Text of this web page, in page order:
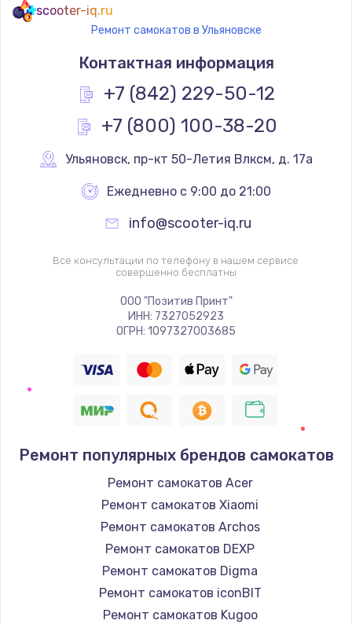
scooter-iq.ru
Ремонт самокатов в Ульяновске
Контактная информация
+7 (842) 229-50-12
+7 (800) 100-38-20
Ульяновск, пр-кт 50-Летия Влксм, д. 17а
Ежедневно с 9:00 до 21:00
info@scooter-iq.ru
Все консультации по телефону в нашем сервисе
совершенно бесплатны
ООО "Позитив Принт"
ИНН: 7327052923
ОГРН: 1097327003685
Ремонт популярных брендов самокатов
Ремонт самокатов Acer
Ремонт самокатов Xiaomi
Ремонт самокатов Archos
Ремонт самокатов DEXP
Ремонт самокатов Digma
Ремонт самокатов iconBIT
Ремонт самокатов Kugoo